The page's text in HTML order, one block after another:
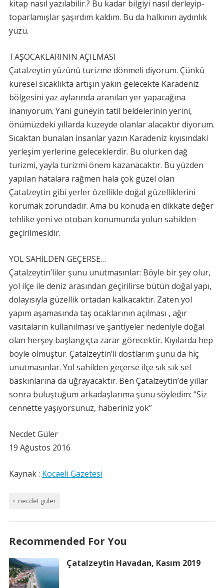
kitap nasıl yazılabilir.? Bu kadar bilgiyi nasıl derleyip-
toparlamışlar şaşırdım kaldım. Bu da halkının aydınlık
yüzü.
TAŞOCAKLARININ AÇILMASI
Çatalzeytin yüzünü turizme dönmeli diyorum. Çünkü
küresel sıcaklıkta artışın yakın gelecekte Karadeniz
bölgesini yaz aylarında aranılan yer yapacağına
inanıyorum. Yani güneyin tatil beldelerinin yerini,
önümüzdeki yıllarda kuzeyde olanlar alacaktır diyorum.
Sıcaktan bunalan insanlar yazın Karadeniz kıyısındaki
yerleşim yerlerine geleceklerdir. Bu olurken dağ
turizmi, yayla turizmi önem kazanacaktır. Bu yüzden
yapılan hatalara rağmen hala çok güzel olan
Çatalzeytin gibi yerler özellikle doğal güzelliklerini
korumak zorundadır. Ama bu konuda en dikkate değer
tehlike yeni ve otoban konumunda yolun sahilden
geçirilmesidir.
YOL SAHİLDEN GEÇERSE…
Çatalzeytin’liler şunu unutmasınlar: Böyle bir şey olur,
yol ilçe ile deniz arasından geçirilirse bütün doğal yapı,
dolayısıyla güzellik ortadan kalkacaktır. Zaten yol
yapım aşamasında taş ocaklarının açılması , ağır
vasıtaların kullanılması ve şantiyeler nedeniyle doğal
olan herşey başlangıçta zarar görecektir. Kıyılarda hep
böyle olmuştur. Çatalzeytin’li dostlarım şunu da hiç
unutmasınlar. Yol sahilden geçerse ilçe sık sık sel
baskınlarına da uğrayacaktır. Ben Çatalzeytin’de yıllar
sonra buluştuğum arkadaşlarıma şunu söyledim: “Siz
cennette yaşıyorsunuz, haberiniz yok”
Necdet Güler
19 Ağustos 2016
Kaynak : Kocaeli Gazetesi
necdet güler
Recommended For You
Çatalzeytin Havadan, Kasım 2019